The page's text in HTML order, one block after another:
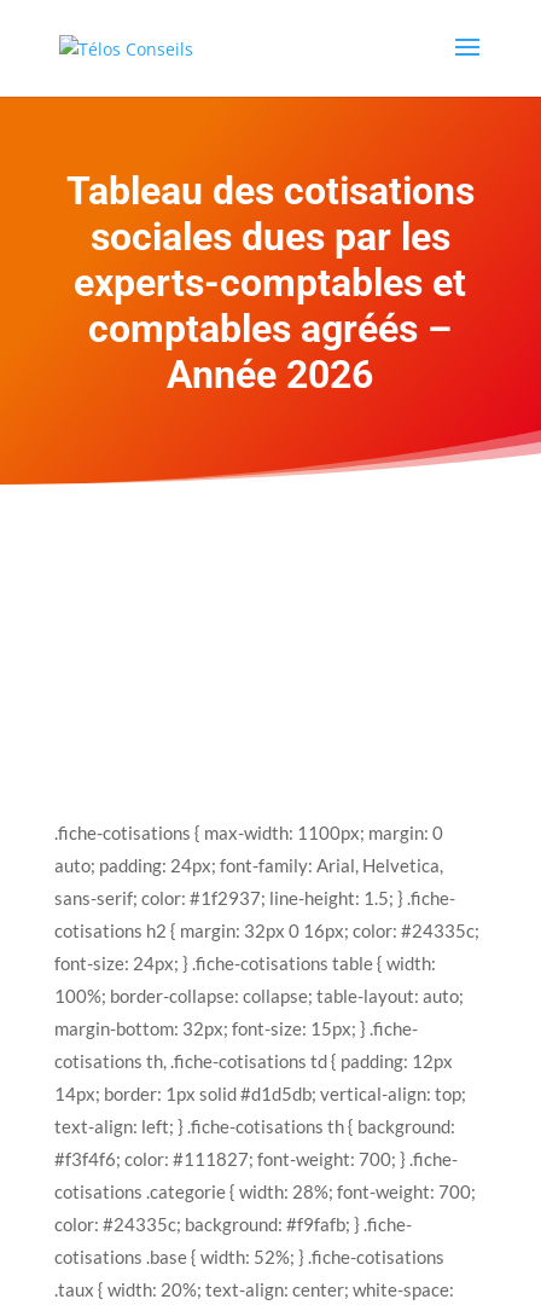
Tableau des cotisations
sociales dues par les
experts-comptables et
comptables agréés –
Année 2026
.fiche-cotisations { max-width: 1100px; margin: 0
auto; padding: 24px; font-family: Arial, Helvetica,
sans-serif; color: #1f2937; line-height: 1.5; } .fiche-
cotisations h2 { margin: 32px 0 16px; color: #24335c;
font-size: 24px; } .fiche-cotisations table { width:
100%; border-collapse: collapse; table-layout: auto;
margin-bottom: 32px; font-size: 15px; } .fiche-
cotisations th, .fiche-cotisations td { padding: 12px
14px; border: 1px solid #d1d5db; vertical-align: top;
text-align: left; } .fiche-cotisations th { background:
#f3f4f6; color: #111827; font-weight: 700; } .fiche-
cotisations .categorie { width: 28%; font-weight: 700;
color: #24335c; background: #f9fafb; } .fiche-
cotisations .base { width: 52%; } .fiche-cotisations
.taux { width: 20%; text-align: center; white-space: